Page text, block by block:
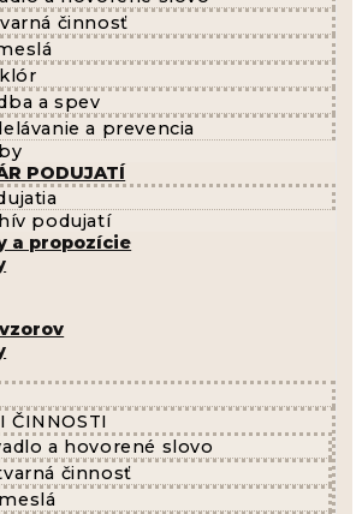
činnosť
a spev
a prevencia
PODUJATÍ
podujatí
a propozície
ČINNOSTI
a hovorené slovo
činnosť